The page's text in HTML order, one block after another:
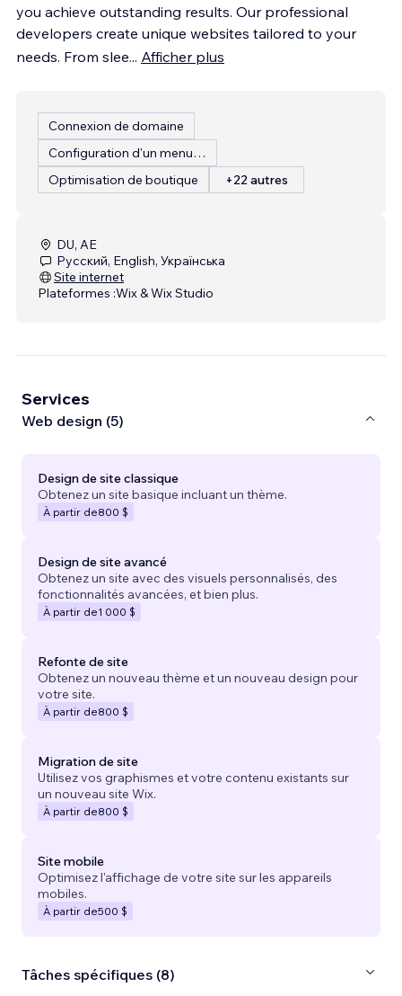
you achieve outstanding results. Our professional
developers create unique websites tailored to your
needs. From slee... Afficher plus
Connexion de domaine
Configuration d'un menu de restaurant
Optimisation de boutique
+22 autres
DU, AE
Русский, English, Українська
Site internet
Plateformes :Wix & Wix Studio
Services
Web design (5)
Design de site classique
Obtenez un site basique incluant un thème.
À partir de800 $
Design de site avancé
Obtenez un site avec des visuels personnalisés, des
fonctionnalités avancées, et bien plus.
À partir de1 000 $
Refonte de site
Obtenez un nouveau thème et un nouveau design pour
votre site.
À partir de800 $
Migration de site
Utilisez vos graphismes et votre contenu existants sur
un nouveau site Wix.
À partir de800 $
Site mobile
Optimisez l'affichage de votre site sur les appareils
mobiles.
À partir de500 $
Tâches spécifiques (8)